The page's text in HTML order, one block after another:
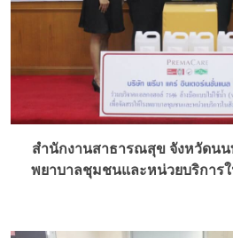
สำนักงานสาธารณสุข จังหวัดนน
พยาบาลชุมชนและหน่วยบริการ